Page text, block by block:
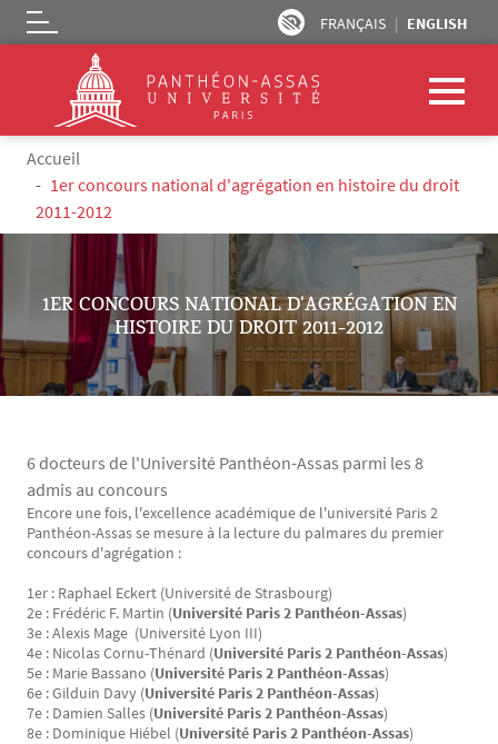
Skip to main content
FRANÇAIS ENGLISH
Logo
Breadcrumb
Accueil
1er concours national d'agrégation en histoire du droit
2011-2012
1ER CONCOURS NATIONAL D'AGRÉGATION EN
HISTOIRE DU DROIT 2011-2012
6 docteurs de l'Université Panthéon-Assas parmi les 8
admis au concours
Texte
Encore une fois, l'excellence académique de l'université Paris 2
Panthéon-Assas se mesure à la lecture du palmares du premier
concours d'agrégation :
1er : Raphael Eckert (Université de Strasbourg)
2e : Frédéric F. Martin (Université Paris 2 Panthéon-Assas)
3e : Alexis Mage (Université Lyon III)
4e : Nicolas Cornu-Thénard (Université Paris 2 Panthéon-Assas)
5e : Marie Bassano (Université Paris 2 Panthéon-Assas)
6e : Gilduin Davy (Université Paris 2 Panthéon-Assas)
7e : Damien Salles (Université Paris 2 Panthéon-Assas)
8e : Dominique Hiébel (Université Paris 2 Panthéon-Assas)